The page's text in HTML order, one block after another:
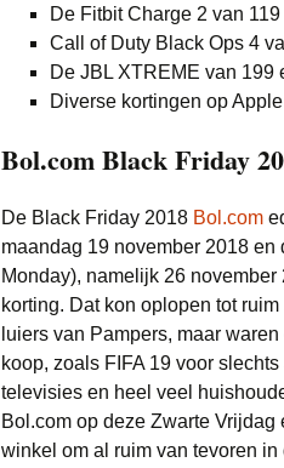
De Fitbit Charge 2 van
Call of Duty Black Ops 4
De JBL XTREME van 199
Diverse kortingen op
Bol.com Black Friday
De Black Friday 2018 Bol.com
maandag 19 november 2018
Monday), namelijk 26
korting. Dat kon oplopen tot
luiers van Pampers, maar
koop, zoals FIFA 19 voor
televisies en heel veel
Bol.com op deze Zwarte
winkel om al ruim van tevoren